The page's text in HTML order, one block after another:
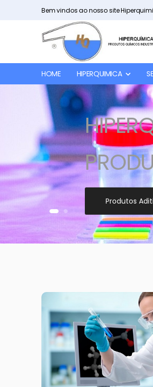
Bem vindos ao nosso site
HOME HIPERQUIMICA
Produtos